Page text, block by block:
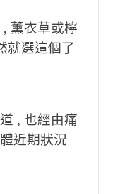
薰衣草或檸
就選這個了
, 也經由痛
近期狀況